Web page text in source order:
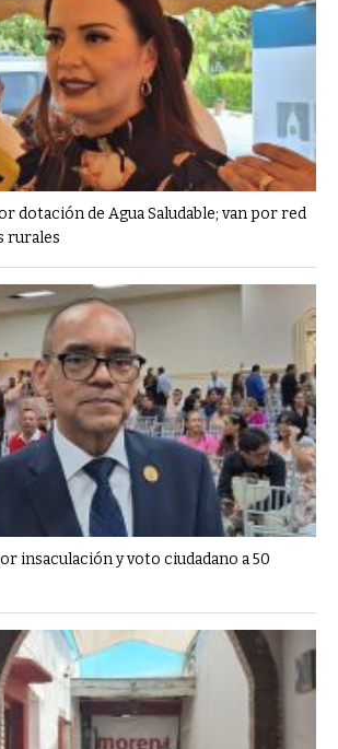
dotación de Agua Saludable; van por red
rurales
insaculación y voto ciudadano a 50